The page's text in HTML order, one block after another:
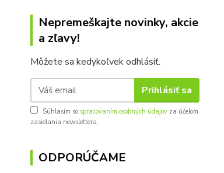
Nepremeškajte novinky, akcie
a zľavy!
Môžete sa kedykoľvek odhlásiť.
Prihlásiť sa
Súhlasím so spracovaním osobných údajov za účelom
zasielania newslettera.
ODPORÚČAME